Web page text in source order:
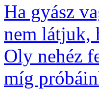
Ha gyász
nem látjuk,
Oly nehéz
míg